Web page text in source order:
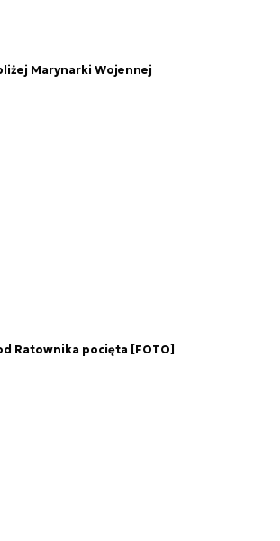
Marynarki Wojennej
Ratownika pocięta [FOTO]